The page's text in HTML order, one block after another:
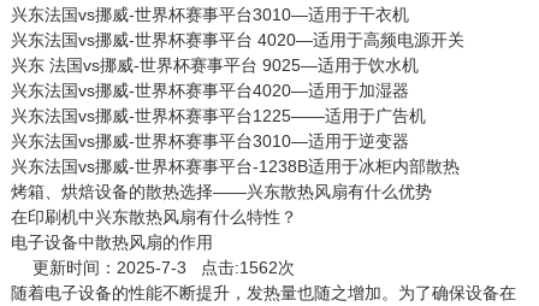
兴东法国vs挪威-世界杯赛事平台3010—适用于干衣机
兴东法国vs挪威-世界杯赛事平台 4020—适用于高频电源开关
兴东 法国vs挪威-世界杯赛事平台 9025—适用于饮水机
兴东法国vs挪威-世界杯赛事平台4020—适用于加湿器
兴东法国vs挪威-世界杯赛事平台1225——适用于广告机
兴东法国vs挪威-世界杯赛事平台3010—适用于逆变器
兴东法国vs挪威-世界杯赛事平台-1238B适用于冰柜内部散热
烤箱、烘焙设备的散热选择——兴东散热风扇有什么优势
在印刷机中兴东散热风扇有什么特性？
电子设备中散热风扇的作用
更新时间：2025-7-3 点击:1562次
随着电子设备的性能不断提升，发热量也随之增加。为了确保设备在